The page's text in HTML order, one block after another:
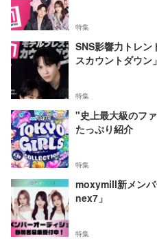
特集
SNS影響力トレン
スカウントダウン」
特集
"史上最大級のフ
たっぷり紹介
特集
moxymill新メン
nex7」
特集